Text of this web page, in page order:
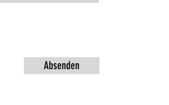
Absenden